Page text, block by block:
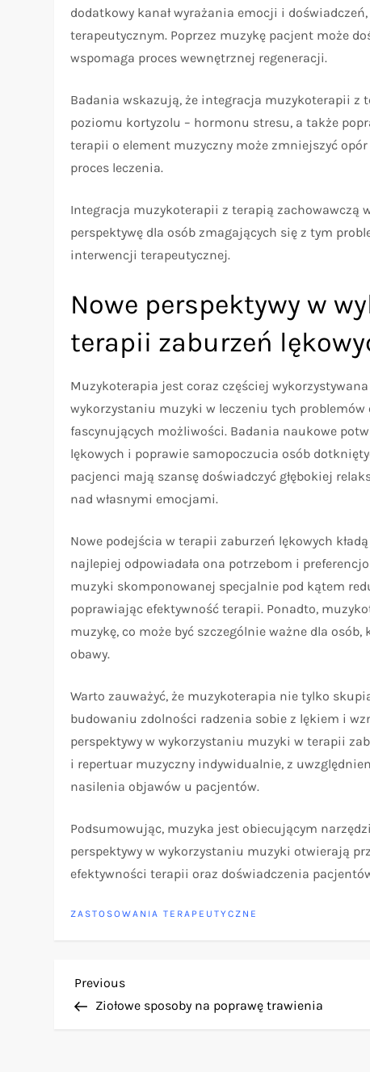
dodatkowy kanał wyrażania emocji i
terapeutycznym. Poprzez muzykę pacjent może
wspomaga proces wewnętrznej regeneracji.
Badania wskazują, że integracja muzykoterapii z
poziomu kortyzolu – hormonu stresu, a także
terapii o element muzyczny może zmniejszyć
proces leczenia.
Integracja muzykoterapii z terapią zachowawczą
perspektywę dla osób zmagających się z tym
interwencji terapeutycznej.
Nowe perspektywy w
terapii zaburzeń
Muzykoterapia jest coraz częściej
wykorzystaniu muzyki w leczeniu tych
fascynujących możliwości. Badania naukowe
lękowych i poprawie samopoczucia osób
pacjenci mają szansę doświadczyć głębokiej
nad własnymi emocjami.
Nowe podejścia w terapii zaburzeń lękowych
najlepiej odpowiadała ona potrzebom i
muzyki skomponowanej specjalnie pod kątem
poprawiając efektywność terapii. Ponadto,
muzykę, co może być szczególnie ważne dla
obawy.
Warto zauważyć, że muzykoterapia nie tylko
budowaniu zdolności radzenia sobie z lękiem i
perspektywy w wykorzystaniu muzyki w terapii
i repertuar muzyczny indywidualnie, z
nasilenia objawów u pacjentów.
Podsumowując, muzyka jest obiecującym
perspektywy w wykorzystaniu muzyki otwierają
efektywności terapii oraz doświadczenia
ZASTOSOWANIA TERAPEUTYCZNE
N
Previous
Post
Previous
Ziołowe sposoby na poprawę trawienia